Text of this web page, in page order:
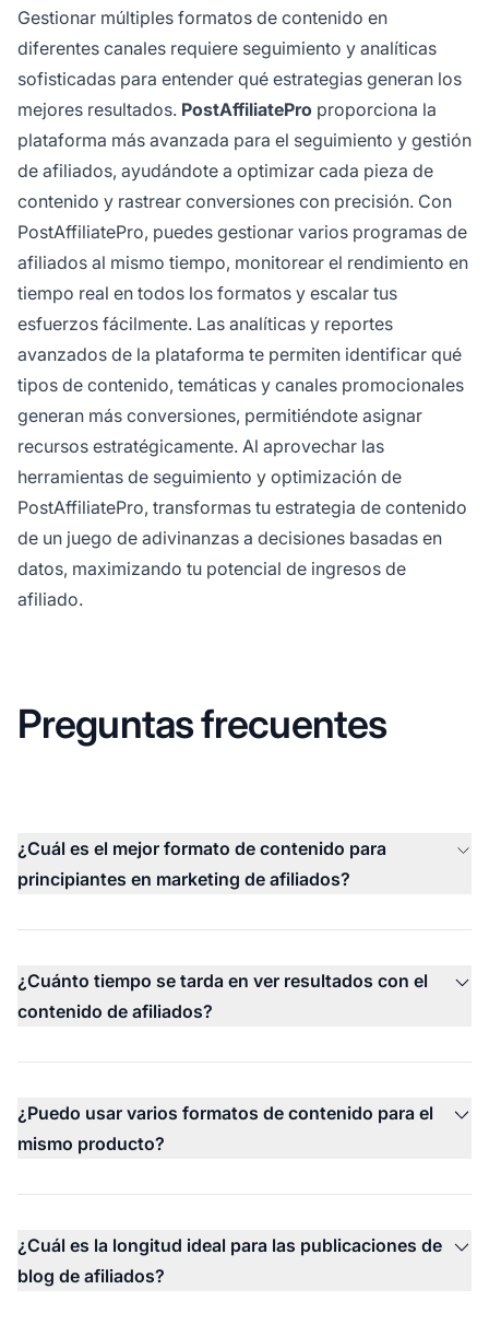
Gestionar múltiples formatos de contenido en
diferentes canales requiere seguimiento y analíticas
sofisticadas para entender qué estrategias generan los
mejores resultados. PostAffiliatePro proporciona la
plataforma más avanzada para el seguimiento y gestión
de afiliados, ayudándote a optimizar cada pieza de
contenido y rastrear conversiones con precisión. Con
PostAffiliatePro, puedes gestionar varios programas de
afiliados al mismo tiempo, monitorear el rendimiento en
tiempo real en todos los formatos y escalar tus
esfuerzos fácilmente. Las analíticas y reportes
avanzados de la plataforma te permiten identificar qué
tipos de contenido, temáticas y canales promocionales
generan más conversiones, permitiéndote asignar
recursos estratégicamente. Al aprovechar las
herramientas de seguimiento y optimización de
PostAffiliatePro, transformas tu estrategia de contenido
de un juego de adivinanzas a decisiones basadas en
datos, maximizando tu potencial de ingresos de
afiliado.
Preguntas frecuentes
¿Cuál es el mejor formato de contenido para
principiantes en marketing de afiliados?
¿Cuánto tiempo se tarda en ver resultados con el
contenido de afiliados?
¿Puedo usar varios formatos de contenido para el
mismo producto?
¿Cuál es la longitud ideal para las publicaciones de
blog de afiliados?